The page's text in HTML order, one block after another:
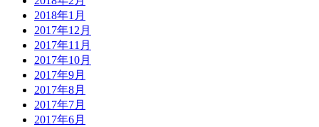
2018年1月
2017年12月
2017年11月
2017年10月
2017年9月
2017年8月
2017年7月
2017年6月